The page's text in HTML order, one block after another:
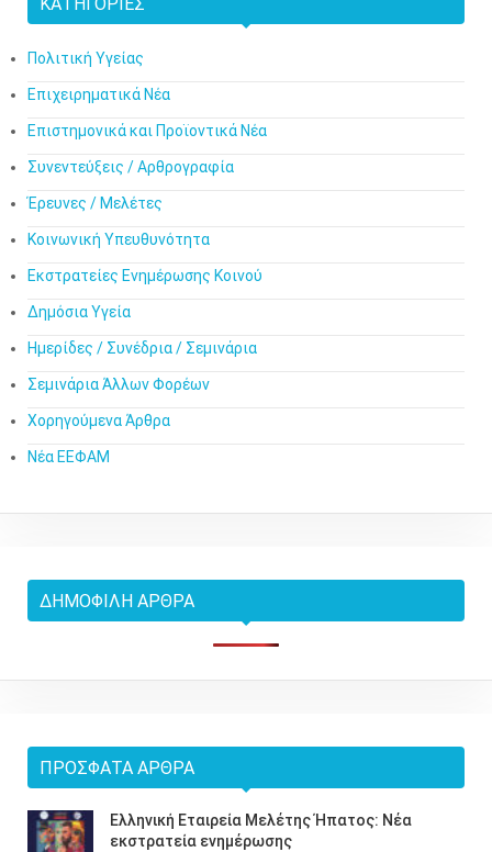
Πολιτική Υγείας
Επιχειρηματικά Νέα
Επιστημονικά και Προϊοντικά Νέα
Συνεντεύξεις / Αρθρογραφία
Έρευνες / Μελέτες
Κοινωνική Υπευθυνότητα
Εκστρατείες Ενημέρωσης Κοινού
Δημόσια Υγεία
Ημερίδες / Συνέδρια / Σεμινάρια
Σεμινάρια Άλλων Φορέων
Χορηγούμενα Άρθρα
Νέα ΕΕΦΑΜ
ΔΗΜΟΦΙΛΉ ΆΡΘΡΑ
ΠΡΌΣΦΑΤΑ ΆΡΘΡΑ
Ελληνική Εταιρεία Μελέτης Ήπατος: Νέα
εκστρατεία ενημέρωσης